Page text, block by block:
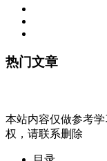
热门文章
本站内容仅做参考
权，请联系删除